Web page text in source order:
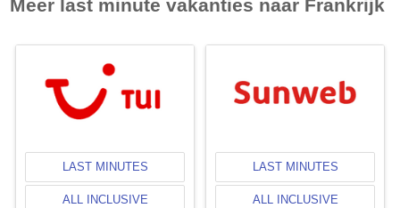
Meer last minute vakanties naar Frankrijk
LAST MINUTES
ALL INCLUSIVE
LAST MINUTES
ALL INCLUSIVE